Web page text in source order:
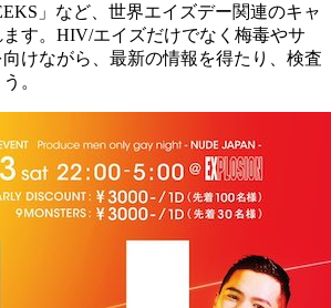
」など、世界エイズデー関連のキャ
す。HIV/エイズだけでなく梅毒やサ
けながら、最新の情報を得たり、検査
。